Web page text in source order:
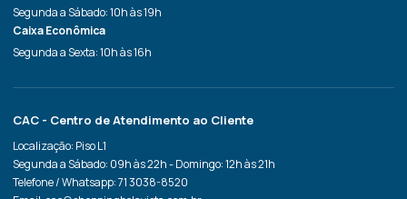
Segunda a Sábado: 10h às 19h
Caixa Econômica
Segunda a Sexta: 10h às 16h
CAC - Centro de Atendimento ao Cliente
Localização: Piso L1
Segunda a Sábado: 09h às 22h - Domingo: 12h às 21h
Telefone / Whatsapp: 71 3038-8520